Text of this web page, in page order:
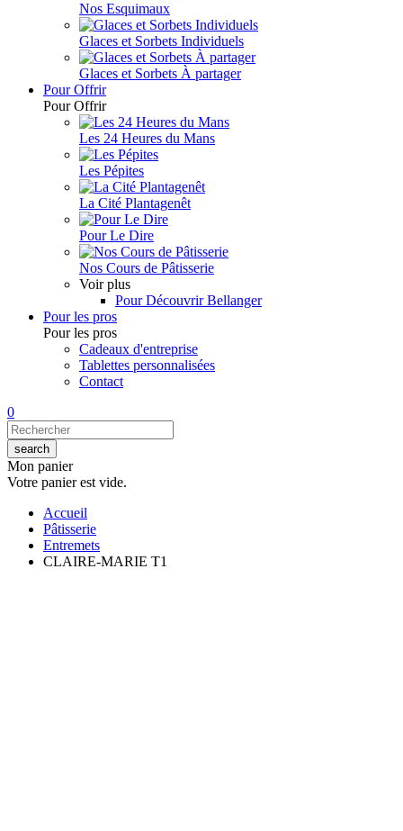
Nos Esquimaux
Glaces et Sorbets Individuels
Glaces et Sorbets À partager
Pour Offrir
Pour Offrir
Les 24 Heures du Mans
Les Pépites
La Cité Plantagenêt
Pour Le Dire
Nos Cours de Pâtisserie
Voir plus
Pour Découvrir Bellanger
Pour les pros
Pour les pros
Cadeaux d'entreprise
Tablettes personnalisées
Contact
0
Mon panier
Votre panier est vide.
Accueil
Pâtisserie
Entremets
CLAIRE-MARIE T1